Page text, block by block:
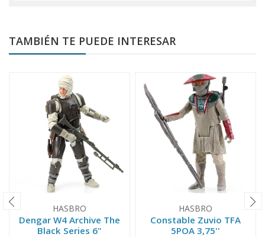
TAMBIÉN TE PUEDE INTERESAR
HASBRO
Dengar W4 Archive The
Black Series 6"
HASBRO
Constable Zuvio TFA
5POA 3,75''